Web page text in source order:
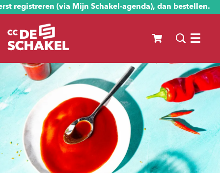
registreren (via Mijn Schakel-agenda), dan bestellen.
Menu